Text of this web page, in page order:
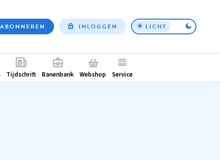
Top
ABONNEREN INLOGGEN LICHT
Tijdschrift Banenbank Webshop Service